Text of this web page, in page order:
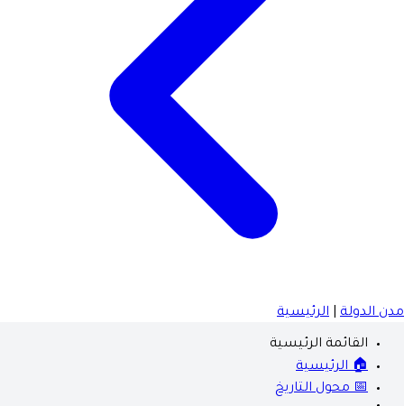
مدن الدولة الرئيسية
القائمة الرئيسية
🏠 الرئيسية
📅 محول التاريخ